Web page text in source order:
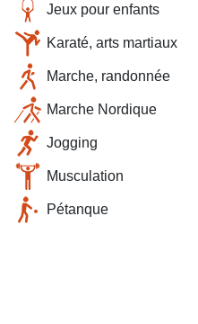
Jeux pour enfants
Karaté, arts martiaux
Marche, randonnée
Marche Nordique
Jogging
Musculation
Pétanque